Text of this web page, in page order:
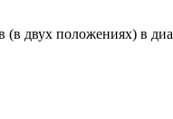
двух положениях) в